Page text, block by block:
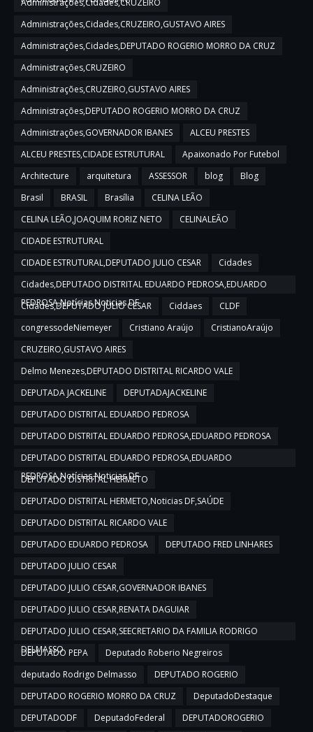
Administrações,Cidades,CRUZEIRO,GUSTAVO AIRES
Administrações,Cidades,DEPUTADO ROGERIO MORRO DA CRUZ
Administrações,CRUZEIRO
Administrações,CRUZEIRO,GUSTAVO AIRES
Administrações,DEPUTADO ROGERIO MORRO DA CRUZ
Administrações,GOVERNADOR IBANES
ALCEU PRESTES
ALCEU PRESTES,CIDADE ESTRUTURAL
Apaixonado Por Futebol
Architecture
arquitetura ASSESSOR blog
Blog
Brasil
BRASIL Brasília
CELINA LEÃO
CELINA LEÃO,JOAQUIM RORIZ NETO
CELINALEÃO
CIDADE ESTRUTURAL
CIDADE ESTRUTURAL,DEPUTADO JULIO CESAR
Cidades
Cidades,DEPUTADO DISTRITAL EDUARDO PEDROSA,EDUARDO
PEDROSA,Notícias,Noticias DF
Cidades,DEPUTADO JULIO CESAR Ciddaes
CLDF
congressodeNiemeyer
Cristiano Araújo
CristianoAraújo
CRUZEIRO,GUSTAVO AIRES
Delmo Menezes,DEPUTADO DISTRITAL RICARDO VALE
DEPUTADA JACKELINE
DEPUTADAJACKELINE
DEPUTADO DISTRITAL EDUARDO PEDROSA
DEPUTADO DISTRITAL EDUARDO PEDROSA,EDUARDO PEDROSA
DEPUTADO DISTRITAL EDUARDO PEDROSA,EDUARDO
PEDROSA,Notícias,Noticias DF
DEPUTADO DISTRITAL HERMETO
DEPUTADO DISTRITAL HERMETO,Noticias DF,SAÚDE
DEPUTADO DISTRITAL RICARDO VALE
DEPUTADO EDUARDO PEDROSA
DEPUTADO FRED LINHARES
DEPUTADO JULIO CESAR
DEPUTADO JULIO CESAR,GOVERNADOR IBANES
DEPUTADO JULIO CESAR,RENATA DAGUIAR
DEPUTADO JULIO CESAR,SEECRETARIO DA FAMILIA RODRIGO
DELMASSO
DEPUTADO PEPA
Deputado Roberio Negreiros
deputado Rodrigo Delmasso
DEPUTADO ROGERIO
DEPUTADO ROGERIO MORRO DA CRUZ
DeputadoDestaque
DEPUTADODF
DeputadoFederal
DEPUTADOROGERIO